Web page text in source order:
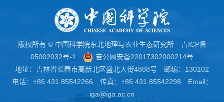
版权所有 © 中国科学院东北地理与农业生态研究所 吉ICP备
05002032号-1
吉公网安备22017302000214号
地址：吉林省长春市高新北区盛北大街4888号 邮编：130102
电话：+86 431 85542266 传真：+86 431 85542298 Email：
iga@iga.ac.cn